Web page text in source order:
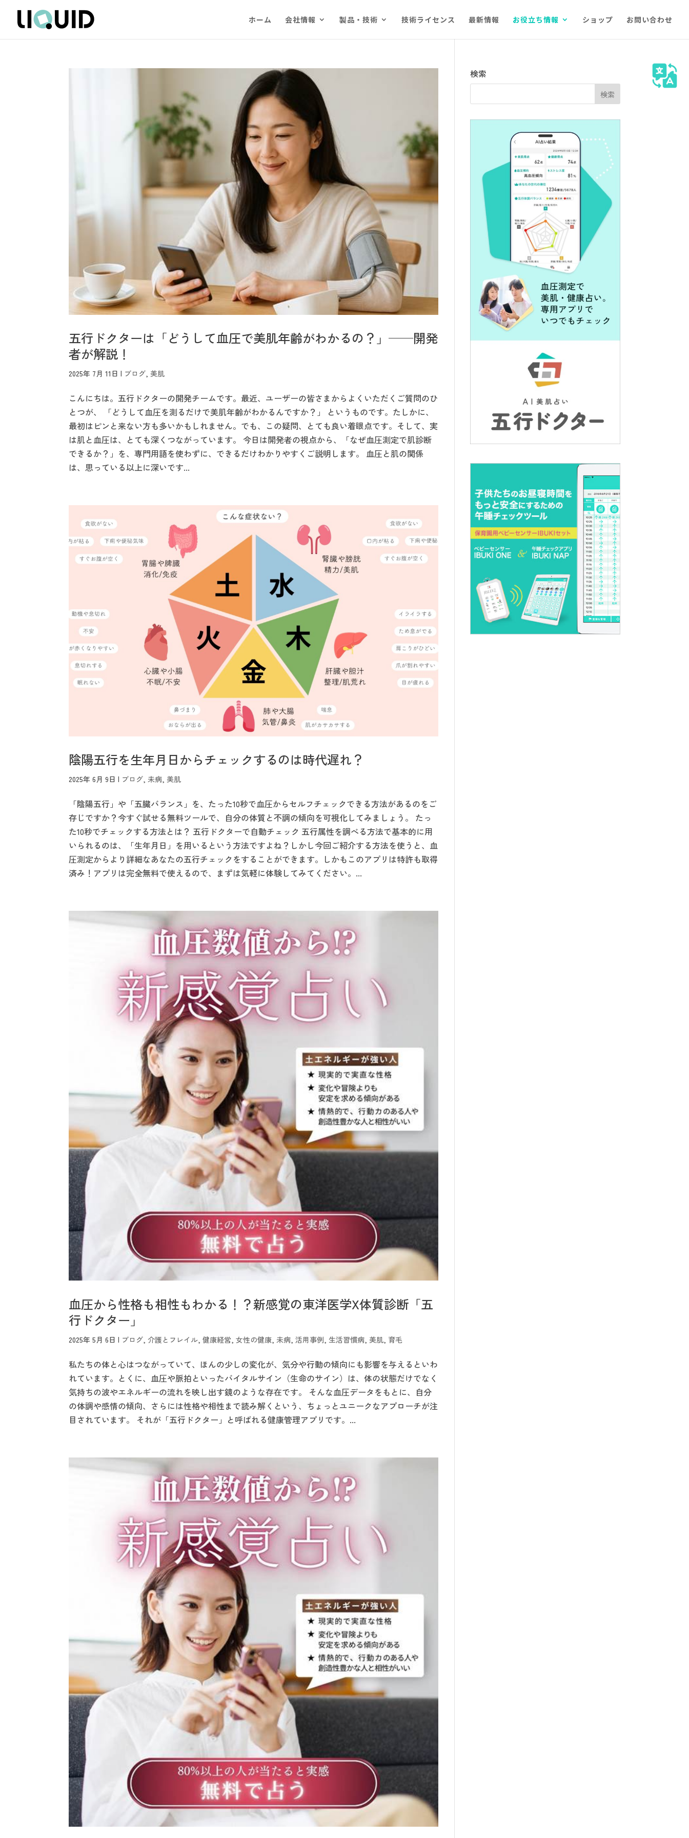
ホーム 会社情報 製品・技術 技術ライセンス 最新情報 お役立ち情報 ショップ お問い合わせ
五行ドクターは「どうして血圧で美肌年齢がわかるの？」──開発
者が解説！
2025年 7月 11日 | ブログ,美肌
こんにちは。五行ドクターの開発チームです。最近、ユーザーの皆さまからよくいただくご質問のひ
とつが、 「どうして血圧を測るだけで美肌年齢がわかるんですか？」 というものです。たしかに、
最初はピンと来ない方も多いかもしれません。でも、この疑問、とても良い着眼点です。そして、実
は肌と血圧は、とても深くつながっています。 今日は開発者の視点から、「なぜ血圧測定で肌診断
できるか？」を、専門用語を使わずに、できるだけわかりやすくご説明します。 血圧と肌の関係
は、思っている以上に深いです...
陰陽五行を生年月日からチェックするのは時代遅れ？
2025年 6月 9日 | ブログ,未病,美肌
「陰陽五行」や「五臓バランス」を、たった10秒で血圧からセルフチェックできる方法があるのをご
存じですか？今すぐ試せる無料ツールで、自分の体質と不調の傾向を可視化してみましょう。 たっ
た10秒でチェックする方法とは？ 五行ドクターで自動チェック 五行属性を調べる方法で基本的に用
いられるのは、「生年月日」を用いるという方法ですよね？しかし今回ご紹介する方法を使うと、血
圧測定からより詳細なあなたの五行チェックをすることができます。しかもこのアプリは特許も取得
済み！アプリは完全無料で使えるので、まずは気軽に体験してみてください。...
血圧から性格も相性もわかる！？新感覚の東洋医学X体質診断「五
行ドクター」
2025年 5月 6日 | ブログ ,介護とフレイル ,健康経営 ,女性の健康 未病 ,活用事例 生活習慣病 ,美肌 育毛
私たちの体と心はつながっていて、ほんの少しの変化が、気分や行動の傾向にも影響を与えるといわ
れています。とくに、血圧や脈拍といったバイタルサイン（生命のサイン）は、体の状態だけでなく
気持ちの波やエネルギーの流れを映し出す鏡のような存在です。 そんな血圧データをもとに、自分
の体調や感情の傾向、さらには性格や相性まで読み解くという、ちょっとユニークなアプローチが注
目されています。 それが「五行ドクター」と呼ばれる健康管理アプリです。...
検索